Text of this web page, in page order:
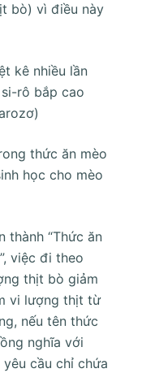
bò) vì điều này
kê nhiều lần
rô bắp cao
thức ăn mèo
học cho mèo
thành “Thức ăn
việc đi theo
thịt bò giảm
vi lượng thịt từ
nếu tên thức
nghĩa với
cầu chỉ chứa